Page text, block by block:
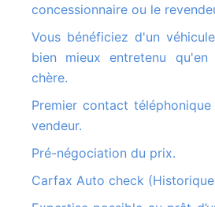
concessionnaire ou le
Vous bénéficiez d'un véhicule mieux équipé et
bien mieux entretenu
chère.
Premier contact téléphonique et vérification du
vendeur.
Pré-négociation du prix.
Carfax Auto check